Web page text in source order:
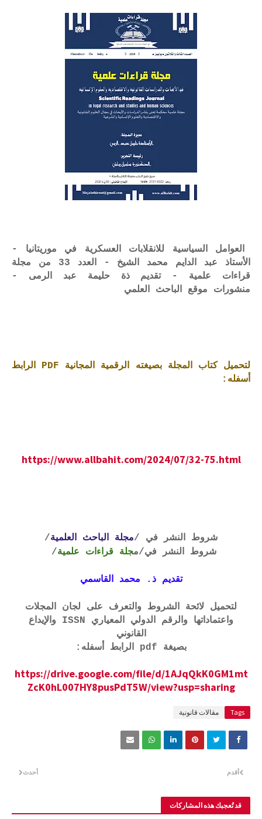
العوامل السياسية للانقلابات العسكرية في موريتانيا -
الأستاذ عبد الدايم محمد الشيخ - العدد 33 من مجلة
قراءات علمية - تقديم ذة حليمة عبد الرمى -
منشورات موقع الباحث العلمي
لتحميل كتاب المجلة بصيغته الرقمية المجانية PDF الرابط
أسفله:
https://www.allbahit.com/2024/07/32-75.html
شروط النشر في /مجلة الباحث العلمية/
شروط النشر في/مجلة قراءات علمية/
تقديم ذ. محمد القاسمي
لتحميل لائحة الشروط والتعرف على لجان المجلات
واعتماداتها والرقم الدولي المعياري ISSN والإيداع
القانوني
بصيغة pdf الرابط أسفله:
https://drive.google.com/file/d/1AJqQkK0GM1mt
ZcK0hL007HY8pusPdT5W/view?usp=sharing
Tags مقالات قانونية
أحدث أقدم
قد تُعجبك هذه المشاركات